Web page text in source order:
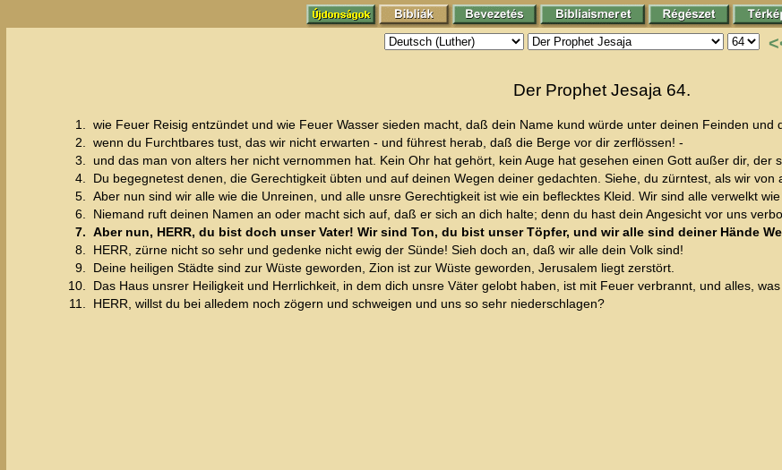
Der Prophet Jesaja 64.
1.
wie Feuer Reisig entzündet und wie Feuer Wasser sieden macht, daß dein Name kund würde unter deinen Feinden und
2.
wenn du Furchtbares tust, das wir nicht erwarten - und führest herab, daß die Berge vor dir zerflössen! -
3.
und das man von alters her nicht vernommen hat. Kein Ohr hat gehört, kein Auge hat gesehen einen Gott außer dir, der
4.
Du begegnetest denen, die Gerechtigkeit übten und auf deinen Wegen deiner gedachten. Siehe, du zürntest, als wir
5.
Aber nun sind wir alle wie die Unreinen, und alle unsre Gerechtigkeit ist wie ein beflecktes Kleid. Wir sind alle verwelkt
6.
Niemand ruft deinen Namen an oder macht sich auf, daß er sich an dich halte; denn du hast dein Angesicht vor uns
7. Aber nun, HERR, du bist doch unser Vater! Wir sind Ton, du bist unser Töpfer, und wir alle sind deiner Hände
8.
HERR, zürne nicht so sehr und gedenke nicht ewig der Sünde! Sieh doch an, daß wir alle dein Volk sind!
9.
Deine heiligen Städte sind zur Wüste geworden, Zion ist zur Wüste geworden, Jerusalem liegt zerstört.
10.
Das Haus unsrer Heiligkeit und Herrlichkeit, in dem dich unsre Väter gelobt haben, ist mit Feuer verbrannt, und alles,
11.
HERR, willst du bei alledem noch zögern und schweigen und uns so sehr niederschlagen?